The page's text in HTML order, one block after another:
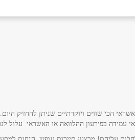
ים המלח
הכי שווים ויוקרתיים שניתן להחזיק היום.
בפירעון ההלוואה או האשראי עלול